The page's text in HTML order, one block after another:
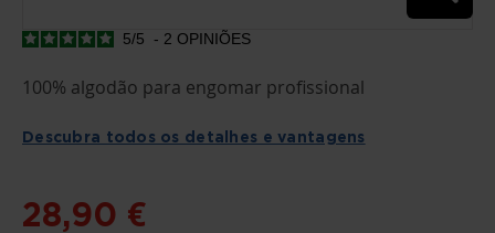
SALTAR
O
INÍCIO
GALERIA
5/5 - 2 OPINIÕES
100% algodão para engomar profissional
Descubra todos os detalhes e vantagens
28,90 €